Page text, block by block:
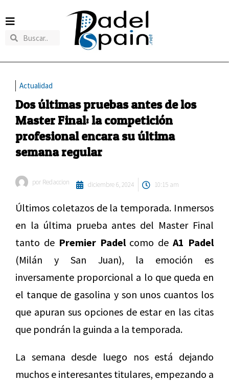
Actualidad
Dos últimas pruebas antes de los
Master Final: la competición
profesional encara su última
semana regular
por Redaccion diciembre 6, 2024 10:15 am
Últimos coletazos de la temporada. Inmersos
en la última prueba antes del Master Final
tanto de Premier Padelcomo deA1 Padel
(Milán y San Juan), la emoción es
inversamente proporcional a lo que queda en
el tanque de gasolina y son unos cuantos los
que apuran sus opciones de estar en las citas
que pondrán la guinda a la temporada.
La semana desde luego nos está dejando
muchos e interesantes titulares, empezando a